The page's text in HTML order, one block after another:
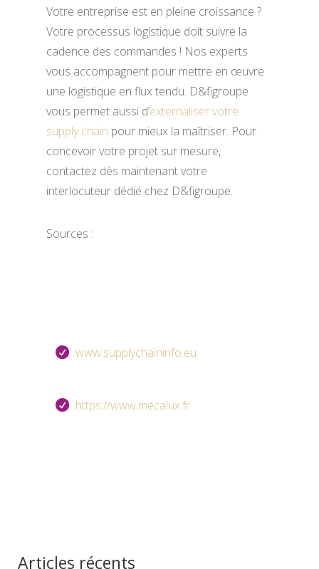
Votre entreprise est en pleine croissance ?
Votre processus logistique doit suivre la
cadence des commandes ! Nos experts
vous accompagnent pour mettre en œuvre
une logistique en flux tendu. D&figroupe
vous permet aussi d’externaliser votre
supply chain pour mieux la maîtriser. Pour
concevoir votre projet sur mesure,
contactez dès maintenant votre
interlocuteur dédié chez D&figroupe.
Sources :
www.supplychaininfo.eu
https://www.mecalux.fr
Articles récents